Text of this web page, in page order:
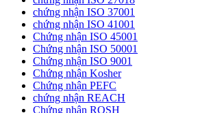
chứng nhận ISO 37001
chứng nhận ISO 41001
Chứng nhận ISO 45001
Chứng nhận ISO 50001
Chứng nhận ISO 9001
Chứng nhận Kosher
Chứng nhận PEFC
chứng nhận REACH
Chứng nhận ROSH